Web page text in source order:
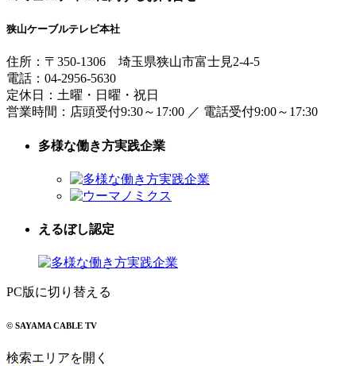
狭山ケーブルテレビ本社
住所： 〒350-1306 埼玉県狭山市富士見2-4-5
電話： 04-2956-5630
定休日：土曜・日曜・祝日
営業時間： 店頭受付9:30～17:00 ／ 電話受付9:00～17:30
多様な働き方実践企業
えるぼし認定
PC版に切り替える
© SAYAMA CABLE TV
検索エリアを開く